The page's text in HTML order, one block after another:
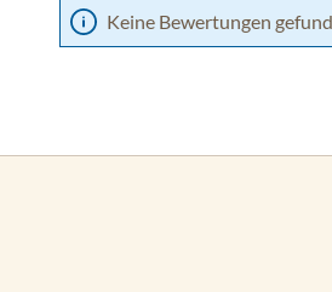
Keine Bewertungen